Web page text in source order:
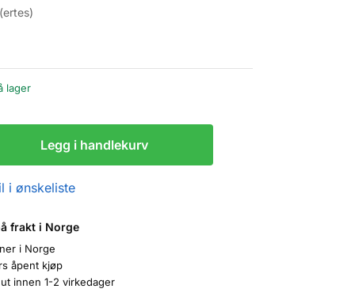
lager
Legg i handlekurv
i ønskeliste
frakt i Norge
i Norge
åpent kjøp
innen 1-2 virkedager